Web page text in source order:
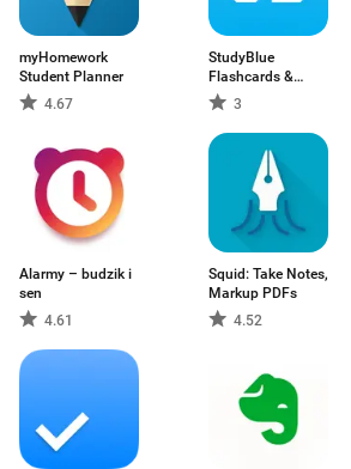
myHomework
Student Planner
4.67
StudyBlue
Flashcards &
Quizzes
3
Alarmy – budzik i
sen
4.61
Squid: Take Notes,
Markup PDFs
4.52